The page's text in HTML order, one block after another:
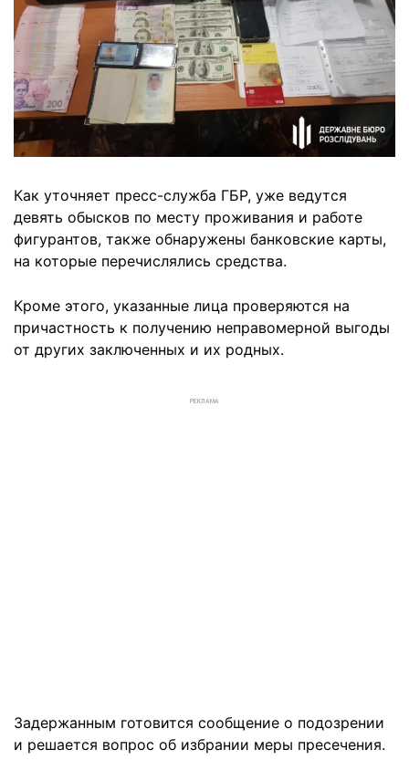
Как уточняет пресс-служба ГБР, уже ведутся
девять обысков по месту проживания и работе
фигурантов, также обнаружены банковские карты,
на которые перечислялись средства.
Кроме этого, указанные лица проверяются на
причастность к получению неправомерной выгоды
от других заключенных и их родных.
РЕКЛАМА
Задержанным готовится сообщение о подозрении
и решается вопрос об избрании меры пресечения.